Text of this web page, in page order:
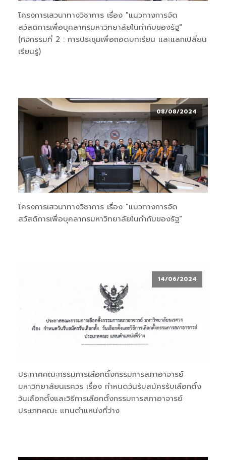
โครงการเสวนาทางวิชาการ เรื่อง "แนวทางการจัด
สวัสดิการเพื่อบุคลากรมหาวิทยาลัยในกำกับของรัฐ"
(กิจกรรมที่ 2 : การประชุมเพื่อถอดบทเรียน และแลกเปลี่ยน
เรียนรู้)
08/08/2024
โครงการเสวนาทางวิชาการ เรื่อง "แนวทางการจัด
สวัสดิการเพื่อบุคลากรมหาวิทยาลัยในกำกับของรัฐ"
14/06/2024
ประกาศคณะกรรมการเลือกตั้งกรรมการสภาอาจารย์
มหาวิทยาลัยนเรศวร เรื่อง กำหนดวันรับสมัครรับเลือกตั้ง
วันเลือกตั้งและวิธีการเลือกตั้งกรรมการสภาอาจารย์
ประเภทคณะ แทนตำแหน่งที่ว่าง